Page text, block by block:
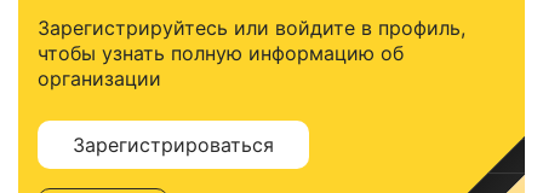
Зарегистрируйтесь или войдите в профиль,
чтобы узнать полную информацию об
организации
Зарегистрироваться